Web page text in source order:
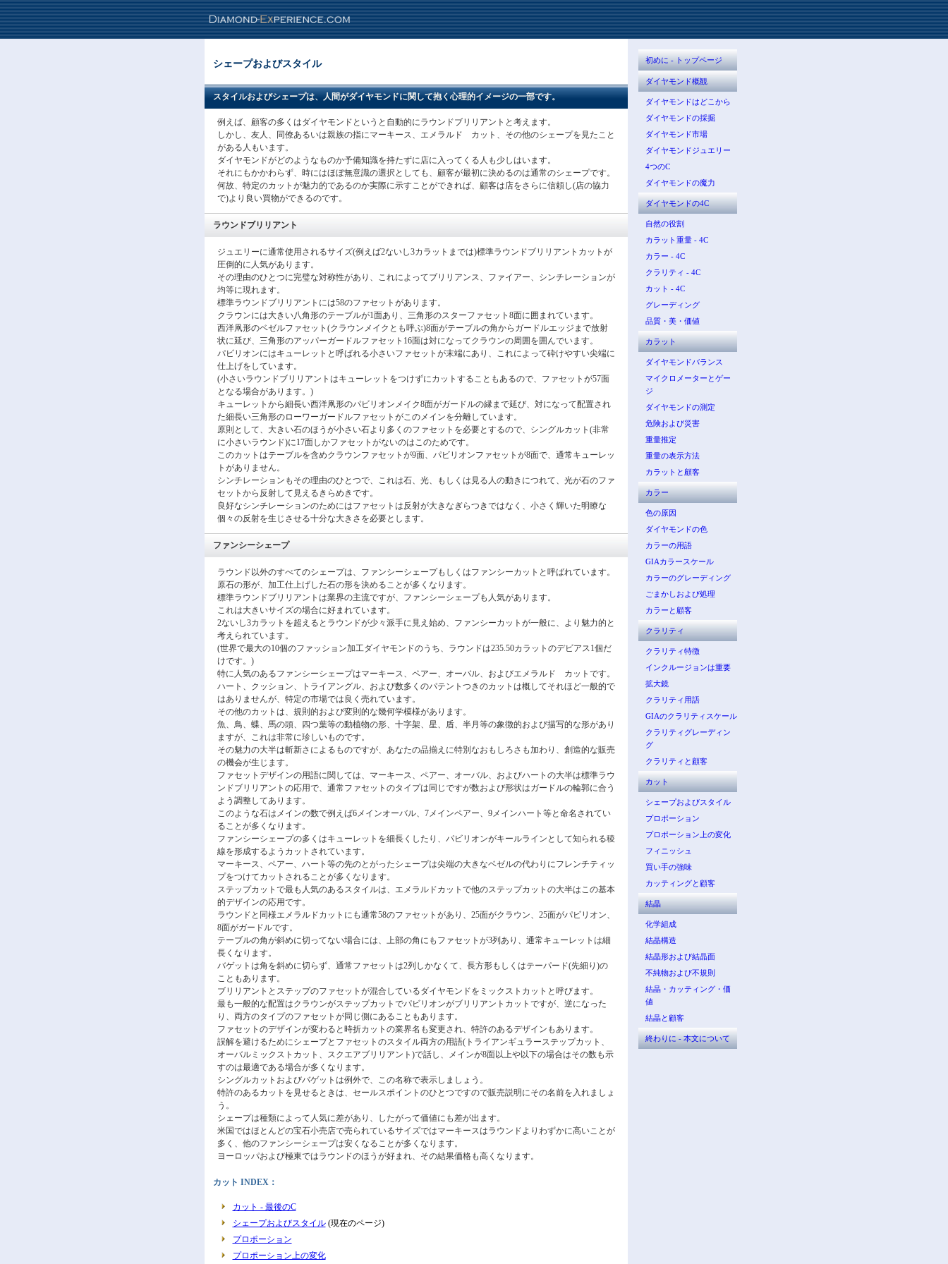
シェープおよびスタイル
スタイルおよびシェープは、人間がダイヤモンドに関して抱く心理的イメージの一部です。
例えば、顧客の多くはダイヤモンドというと自動的にラウンドブリリアントと考えます。
しかし、友人、同僚あるいは親族の指にマーキース、エメラルド カット、その他のシェープを見たこと
がある人もいます。
ダイヤモンドがどのようなものか予備知識を持たずに店に入ってくる人も少しはいます。
それにもかかわらず、時にはほぼ無意識の選択としても、顧客が最初に決めるのは通常のシェープです。
何故、特定のカットが魅力的であるのか実際に示すことができれば、顧客は店をさらに信頼し(店の協力
で)より良い買物ができるのです。
ラウンドブリリアント
ジュエリーに通常使用されるサイズ(例えば2ないし3カラットまでは)標準ラウンドブリリアントカットが
圧倒的に人気があります。
その理由のひとつに完璧な対称性があり、これによってブリリアンス、ファイアー、シンチレーションが
均等に現れます。
標準ラウンドブリリアントには58のファセットがあります。
クラウンには大きい八角形のテーブルが1面あり、三角形のスターファセット8面に囲まれています。
西洋凧形のベゼルファセット(クラウンメイクとも呼ぶ)8面がテーブルの角からガードルエッジまで放射
状に延び、三角形のアッパーガードルファセット16面は対になってクラウンの周囲を囲んでいます。
パビリオンにはキューレットと呼ばれる小さいファセットが末端にあり、これによって砕けやすい尖端に
仕上げをしています。
(小さいラウンドブリリアントはキューレットをつけずにカットすることもあるので、ファセットが57面
となる場合があります。)
キューレットから細長い西洋凧形のパビリオンメイク8面がガードルの縁まで延び、対になって配置され
た細長い三角形のローワーガードルファセットがこのメインを分離しています。
原則として、大きい石のほうが小さい石より多くのファセットを必要とするので、シングルカット(非常
に小さいラウンド)に17面しかファセットがないのはこのためです。
このカットはテーブルを含めクラウンファセットが9面、パビリオンファセットが8面で、通常キューレッ
トがありません。
シンチレーションもその理由のひとつで、これは石、光、もしくは見る人の動きにつれて、光が石のファ
セットから反射して見えるきらめきです。
良好なシンチレーションのためにはファセットは反射が大きなぎらつきではなく、小さく輝いた明瞭な
個々の反射を生じさせる十分な大きさを必要とします。
ファンシーシェープ
ラウンド以外のすべてのシェープは、ファンシーシェープもしくはファンシーカットと呼ばれています。
原石の形が、加工仕上げした石の形を決めることが多くなります。
標準ラウンドブリリアントは業界の主流ですが、ファンシーシェープも人気があります。
これは大きいサイズの場合に好まれています。
2ないし3カラットを超えるとラウンドが少々派手に見え始め、ファンシーカットが一般に、より魅力的と
考えられています。
(世界で最大の10個のファッション加工ダイヤモンドのうち、ラウンドは235.50カラットのデビアス1個だ
けです。)
特に人気のあるファンシーシェープはマーキース、ペアー、オーバル、およびエメラルド カットです。
ハート、クッション、トライアングル、および数多くのパテントつきのカットは概してそれほど一般的で
はありませんが、特定の市場では良く売れています。
その他のカットは、規則的および変則的な幾何学模様があります。
魚、鳥、蝶、馬の頭、四つ葉等の動植物の形、十字架、星、盾、半月等の象徴的および描写的な形があり
ますが、これは非常に珍しいものです。
その魅力の大半は斬新さによるものですが、あなたの品揃えに特別なおもしろさも加わり、創造的な販売
の機会が生じます。
ファセットデザインの用語に関しては、マーキース、ペアー、オーバル、およびハートの大半は標準ラウ
ンドブリリアントの応用で、通常ファセットのタイプは同じですが数および形状はガードルの輪郭に合う
よう調整してあります。
このような石はメインの数で例えば6メインオーバル、7メインペアー、9メインハート等と命名されてい
ることが多くなります。
ファンシーシェープの多くはキューレットを細長くしたり、パビリオンがキールラインとして知られる稜
線を形成するようカットされています。
マーキース、ペアー、ハート等の先のとがったシェープは尖端の大きなベゼルの代わりにフレンチティッ
プをつけてカットされることが多くなります。
ステップカットで最も人気のあるスタイルは、エメラルドカットで他のステップカットの大半はこの基本
的デザインの応用です。
ラウンドと同様エメラルドカットにも通常58のファセットがあり、25面がクラウン、25面がパビリオン、
8面がガードルです。
テーブルの角が斜めに切ってない場合には、上部の角にもファセットが3列あり、通常キューレットは細
長くなります。
バゲットは角を斜めに切らず、通常ファセットは2列しかなくて、長方形もしくはテーパード(先細り)の
こともあります。
ブリリアントとステップのファセットが混合しているダイヤモンドをミックストカットと呼びます。
最も一般的な配置はクラウンがステップカットでパビリオンがブリリアントカットですが、逆になった
り、両方のタイプのファセットが同じ側にあることもあります。
ファセットのデザインが変わると時折カットの業界名も変更され、特許のあるデザインもあります。
誤解を避けるためにシェープとファセットのスタイル両方の用語(トライアンギュラーステップカット、
オーバルミックストカット、スクエアブリリアント)で話し、メインが8面以上や以下の場合はその数も示
すのは最適である場合が多くなります。
シングルカットおよびバゲットは例外で、この名称で表示しましょう。
特許のあるカットを見せるときは、セールスポイントのひとつですので販売説明にその名前を入れましょ
う。
シェープは種類によって人気に差があり、したがって価値にも差が出ます。
米国ではほとんどの宝石小売店で売られているサイズではマーキースはラウンドよりわずかに高いことが
多く、他のファンシーシェープは安くなることが多くなります。
ヨーロッパおよび極東ではラウンドのほうが好まれ、その結果価格も高くなります。
カット INDEX：
カット - 最後のC
シェープおよびスタイル(現在のページ)
プロポーション
プロポーション上の変化
初めに - トップページ
ダイヤモンド概観
ダイヤモンドはどこから
ダイヤモンドの採掘
ダイヤモンド市場
ダイヤモンドジュエリー
4つのC
ダイヤモンドの魔力
ダイヤモンドの4C
自然の役割
カラット重量 - 4C
カラー - 4C
クラリティ - 4C
カット - 4C
グレーディング
品質・美・価値
カラット
ダイヤモンドバランス
マイクロメーターとゲー
ジ
ダイヤモンドの測定
危険および災害
重量推定
重量の表示方法
カラットと顧客
カラー
色の原因
ダイヤモンドの色
カラーの用語
GIAカラースケール
カラーのグレーディング
ごまかしおよび処理
カラーと顧客
クラリティ
クラリティ特徴
インクルージョンは重要
拡大鏡
クラリティ用語
GIAのクラリティスケール
クラリティグレーディン
グ
クラリティと顧客
カット
シェープおよびスタイル
プロポーション
プロポーション上の変化
フィニッシュ
買い手の強味
カッティングと顧客
結晶
化学組成
結晶構造
結晶形および結晶面
不純物および不規則
結晶・カッティング・価
値
結晶と顧客
終わりに - 本文について